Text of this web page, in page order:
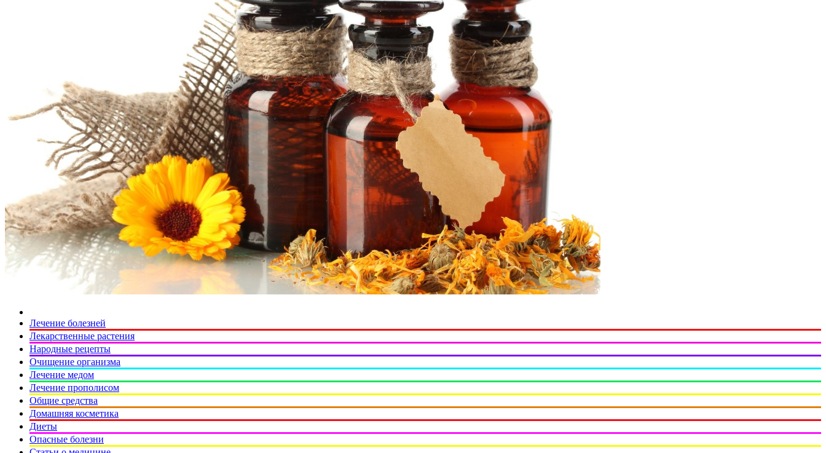
Лечение болезней
Лекарственные растения
Народные рецепты
Очищение организма
Лечение медом
Лечение прополисом
Общие средства
Домашняя косметика
Диеты
Опасные болезни